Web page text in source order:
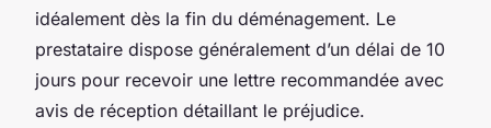
idéalement dès la fin du déménagement. Le
prestataire dispose généralement d’un délai de 10
jours pour recevoir une lettre recommandée avec
avis de réception détaillant le préjudice.